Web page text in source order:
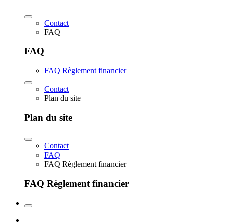
Contact
FAQ
FAQ
FAQ Règlement financier
Contact
Plan du site
Plan du site
Contact
FAQ
FAQ Règlement financier
FAQ Règlement financier